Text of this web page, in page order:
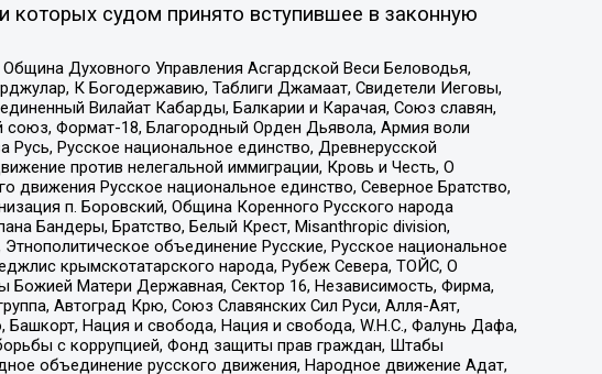
которых судом принято вступившее в законную
Духовного Управления Асгардской Веси Беловодья,
К Богодержавию, Таблиги Джамаат, Свидетели Иеговы,
Вилайат Кабарды, Балкарии и Карачая, Союз славян,
союз, Формат-18, Благородный Орден Дьявола, Армия воли
Русское национальное единство, Древнерусской
против нелегальной иммиграции, Кровь и Честь, О
движения Русское национальное единство, Северное Братство,
п. Боровский, Община Коренного Русского народа
Бандеры, Братство, Белый Крест, Misanthropic division,
объединение Русские, Русское национальное
крымскотатарского народа, Рубеж Севера, ТОЙС, О
Божией Матери Державная, Сектор 16, Независимость, Фирма,
Автоград Крю, Союз Славянских Сил Руси, Алля-Аят,
Башкорт, Нация и свобода, Нация и свобода, W.H.С., Фалунь Дафа,
с коррупцией, Фонд защиты прав граждан, Штабы
объединение русского движения, Народное движение Адат,